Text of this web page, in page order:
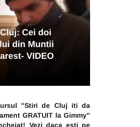
Cei doi
din Muntii
VIDEO
"Stiri de Cluj iti da
GRATUIT la Gimmy"
Vezi daca esti pe